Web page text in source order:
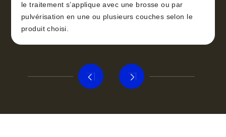
le traitement s’applique avec une brosse ou par
pulvérisation en une ou plusieurs couches selon le
produit choisi.